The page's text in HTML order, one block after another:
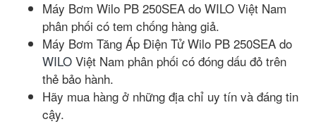
Máy Bơm Wilo PB 250SEA do WILO Việt Nam
phân phối có tem chống hàng giả.
Máy Bơm Tăng Áp Điện Tử Wilo PB 250SEA do
WILO Việt Nam phân phối có đóng dấu đỏ trên
thẻ bảo hành.
Hãy mua hàng ở những địa chỉ uy tín và đáng tin
cậy.